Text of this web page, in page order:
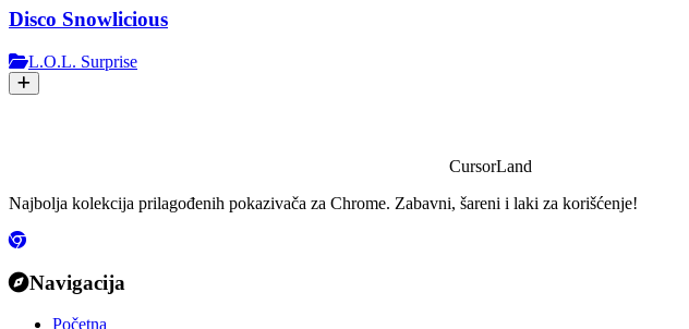
Disco Snowlicious
L.O.L. Surprise
CursorLand
Najbolja kolekcija prilagođenih pokazivača za Chrome. Zabavni, šareni i laki za korišćenje!
Navigacija
Početna